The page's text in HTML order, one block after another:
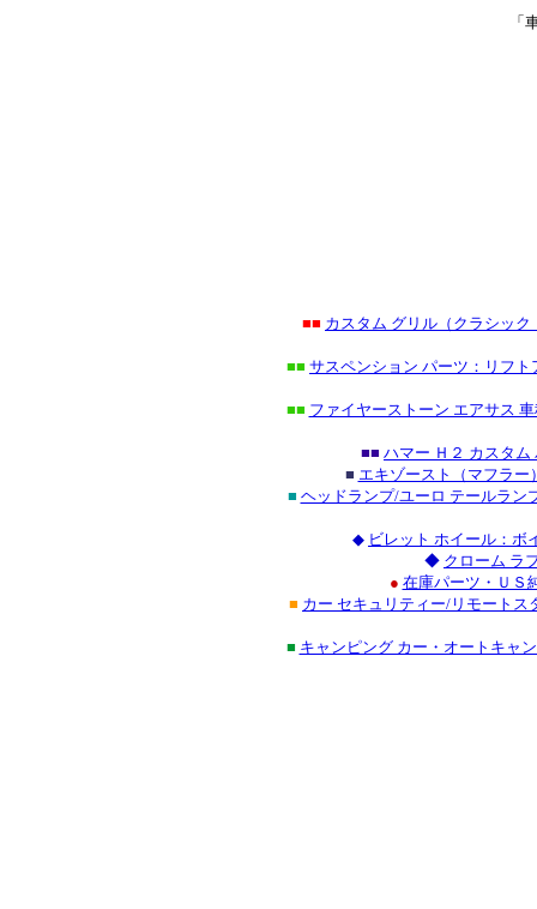
「
■■ カスタム グリル（クラシッ
■■ サスペンション パーツ：リフ
■■ ファイヤーストーン エアサス
■■ ハマー Ｈ２ カスタ
■ エキゾースト（マフラ
■ ヘッドランプ/ユーロ テールラン
◆ ビレット ホイール：ボ
◆ クローム ラ
● 在庫パーツ・ＵＳ
■ カー セキュリティー/リモートス
■ キャンピング カー・オートキャ